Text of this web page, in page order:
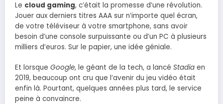
Le cloud gaming, c’était la promesse d’une révolution.
Jouer aux derniers titres AAA sur n’importe quel écran,
de votre téléviseur à votre smartphone, sans avoir
besoin d’une console surpuissante ou d’un PC à plusieurs
milliers d’euros. Sur le papier, une idée géniale.
Et lorsque Google, le géant de la tech, a lancé Stadia en
2019, beaucoup ont cru que l’avenir du jeu vidéo était
enfin là. Pourtant, quelques années plus tard, le service
peine à convaincre.